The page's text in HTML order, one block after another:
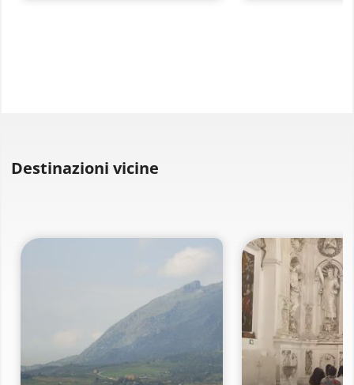
Destinazioni vicine